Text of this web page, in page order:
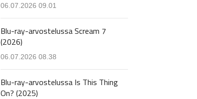
06.07.2026 09.01
Blu-ray-arvostelussa Scream 7
(2026)
06.07.2026 08.38
Blu-ray-arvostelussa Is This Thing
On? (2025)